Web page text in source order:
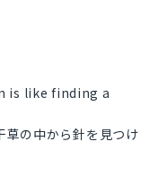
is like finding a
草の中から針を見つけ